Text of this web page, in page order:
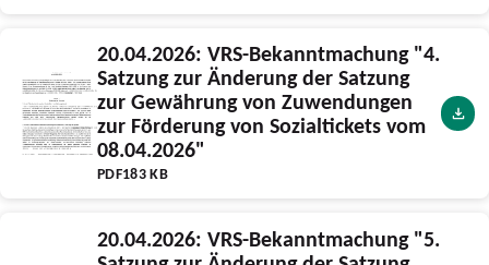
20.04.2026: VRS-Bekanntmachung "4.
Satzung zur Änderung der Satzung
zur Gewährung von Zuwendungen
zur Förderung von Sozialtickets vom
08.04.2026"
PDF183 KB
20.04.2026: VRS-Bekanntmachung "5.